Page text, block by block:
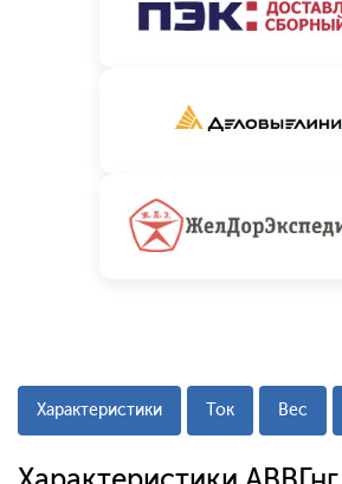
Характеристики Ток Вес